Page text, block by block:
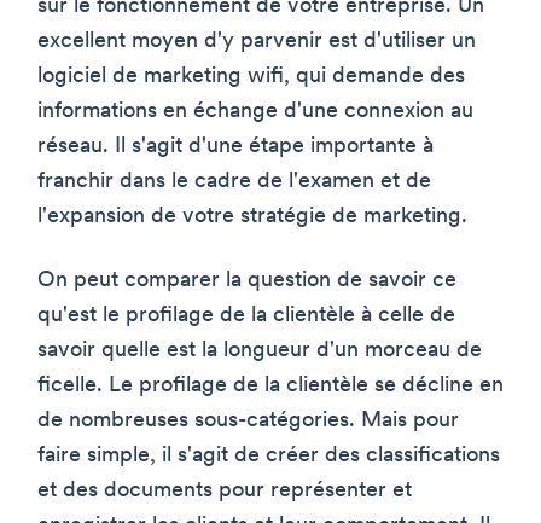
sur le fonctionnement de votre entreprise. Un
excellent moyen d'y parvenir est d'utiliser un
logiciel de marketing wifi, qui demande des
informations en échange d'une connexion au
réseau. Il s'agit d'une étape importante à
franchir dans le cadre de l'examen et de
l'expansion de votre stratégie de marketing.
On peut comparer la question de savoir ce
qu'est le profilage de la clientèle à celle de
savoir quelle est la longueur d'un morceau de
ficelle. Le profilage de la clientèle se décline en
de nombreuses sous-catégories. Mais pour
faire simple, il s'agit de créer des classifications
et des documents pour représenter et